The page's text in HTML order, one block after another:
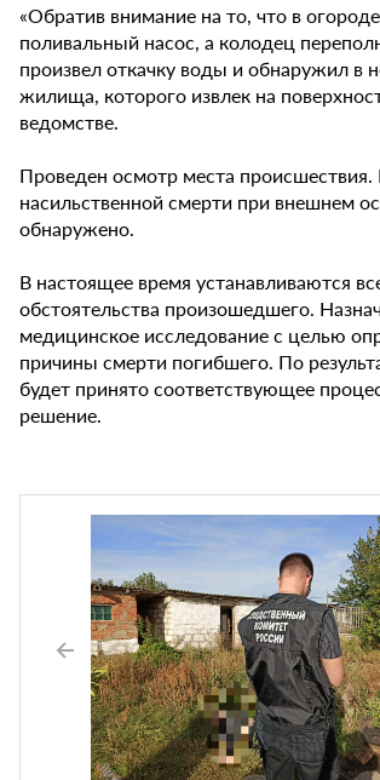
«Обратив внимание на то, что в
поливальный насос, а колодец
произвел откачку воды и обнаружил в
жилища, которого извлек на
ведомстве.
Проведен осмотр места происшествия.
насильственной смерти при внешнем
обнаружено.
В настоящее время устанавливаются
обстоятельства произошедшего.
медицинское исследование с целью
причины смерти погибшего. По
будет принято соответствующее
решение.